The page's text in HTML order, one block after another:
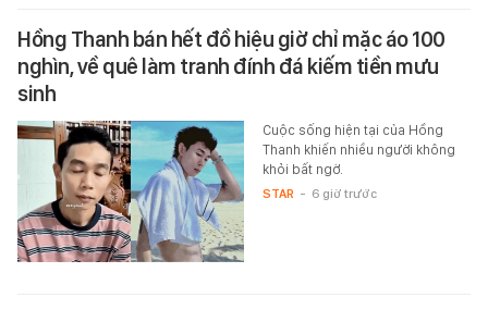
Hồng Thanh bán hết đồ hiệu giờ chỉ mặc áo 100
nghìn, về quê làm tranh đính đá kiếm tiền mưu
sinh
Cuộc sống hiện tại của Hồng
Thanh khiến nhiều người không
khỏi bất ngờ.
STAR - 6 giờ trước